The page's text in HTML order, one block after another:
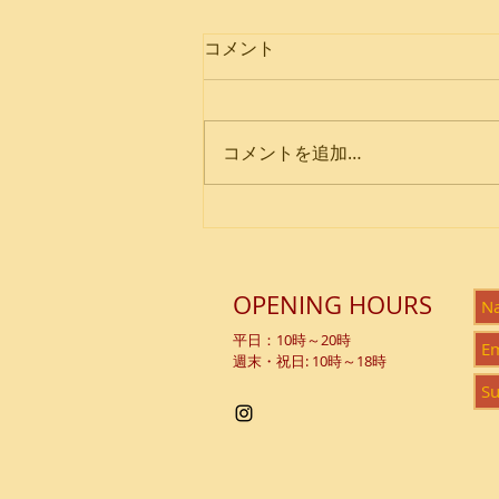
Summer Gathering 2026
コメント
コメントを追加…
OPENING HOURS
平日：10時～20時
週末・祝日: 10時～18時